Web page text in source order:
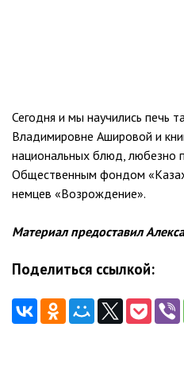
Сегодня и мы научились печь
Владимировне Ашировой и
национальных блюд, любезно
Общественным фондом
немцев «Возрождение».
Материал предоставил
Поделиться ссылкой: